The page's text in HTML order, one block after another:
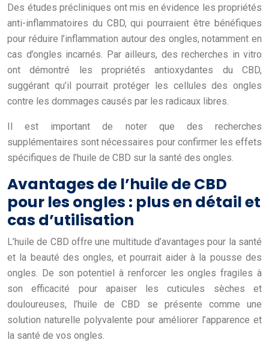
Des études précliniques ont mis en évidence les propriétés
anti-inflammatoires du CBD, qui pourraient être bénéfiques
pour réduire l’inflammation autour des ongles, notamment en
cas d’ongles incarnés. Par ailleurs, des recherches in vitro
ont démontré les propriétés antioxydantes du CBD,
suggérant qu’il pourrait protéger les cellules des ongles
contre les dommages causés par les radicaux libres.
Il est important de noter que des recherches
supplémentaires sont nécessaires pour confirmer les effets
spécifiques de l’huile de CBD sur la santé des ongles.
Avantages de l’huile de CBD
pour les ongles : plus en détail et
cas d’utilisation
L’huile de CBD offre une multitude d’avantages pour la santé
et la beauté des ongles, et pourrait aider à la pousse des
ongles. De son potentiel à renforcer les ongles fragiles à
son efficacité pour apaiser les cuticules sèches et
douloureuses, l’huile de CBD se présente comme une
solution naturelle polyvalente pour améliorer l’apparence et
la santé de vos ongles.